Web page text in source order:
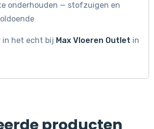
onderhouden — stofzuigen en
in het echt bij Max Vloeren Outlet in